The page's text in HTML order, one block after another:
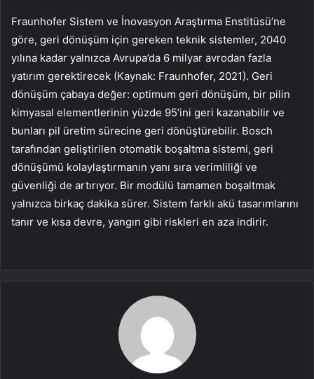
Fraunhofer Sistem ve İnovasyon Araştırma Enstitüsü’ne
göre, geri dönüşüm için gereken teknik sistemler, 2040
yılına kadar yalnızca Avrupa’da 6 milyar avrodan fazla
yatırım gerektirecek (Kaynak: Fraunhofer, 2021). Geri
dönüşüm çabaya değer: optimum geri dönüşüm, bir pilin
kimyasal elementlerinin yüzde 95’ini geri kazanabilir ve
bunları pil üretim sürecine geri dönüştürebilir. Bosch
tarafından geliştirilen otomatik boşaltma sistemi, geri
dönüşümü kolaylaştırmanın yanı sıra verimliliği ve
güvenliği de artırıyor. Bir modülü tamamen boşaltmak
yalnızca birkaç dakika sürer. Sistem farklı akü tasarımlarını
tanır ve kısa devre, yangın gibi riskleri en aza indirir.